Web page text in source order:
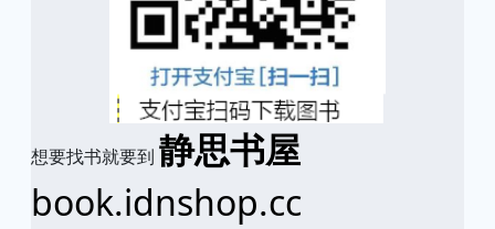
想要找书就要到 静思书屋
book.idnshop.cc